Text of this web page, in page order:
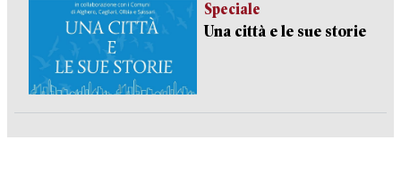
Speciale
Una città e le sue storie